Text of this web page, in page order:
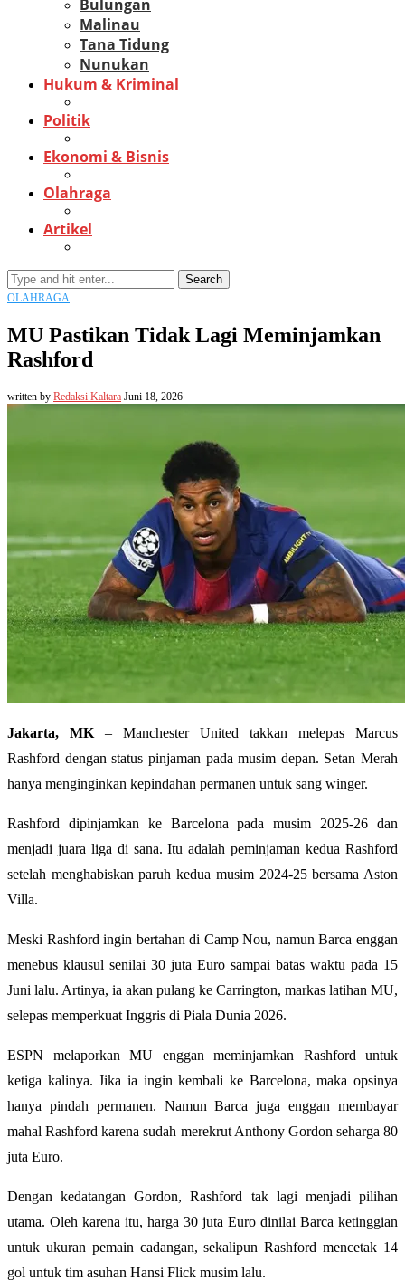
Bulungan
Malinau
Tana Tidung
Nunukan
Hukum & Kriminal
Politik
Ekonomi & Bisnis
Olahraga
Artikel
Search
OLAHRAGA
MU Pastikan Tidak Lagi Meminjamkan
Rashford
written by Redaksi Kaltara Juni 18, 2026
Jakarta, MK – Manchester United takkan melepas Marcus
Rashford dengan status pinjaman pada musim depan. Setan Merah
hanya menginginkan kepindahan permanen untuk sang winger.
Rashford dipinjamkan ke Barcelona pada musim 2025-26 dan
menjadi juara liga di sana. Itu adalah peminjaman kedua Rashford
setelah menghabiskan paruh kedua musim 2024-25 bersama Aston
Villa.
Meski Rashford ingin bertahan di Camp Nou, namun Barca enggan
menebus klausul senilai 30 juta Euro sampai batas waktu pada 15
Juni lalu. Artinya, ia akan pulang ke Carrington, markas latihan MU,
selepas memperkuat Inggris di Piala Dunia 2026.
ESPN melaporkan MU enggan meminjamkan Rashford untuk
ketiga kalinya. Jika ia ingin kembali ke Barcelona, maka opsinya
hanya pindah permanen. Namun Barca juga enggan membayar
mahal Rashford karena sudah merekrut Anthony Gordon seharga 80
juta Euro.
Dengan kedatangan Gordon, Rashford tak lagi menjadi pilihan
utama. Oleh karena itu, harga 30 juta Euro dinilai Barca ketinggian
untuk ukuran pemain cadangan, sekalipun Rashford mencetak 14
gol untuk tim asuhan Hansi Flick musim lalu.